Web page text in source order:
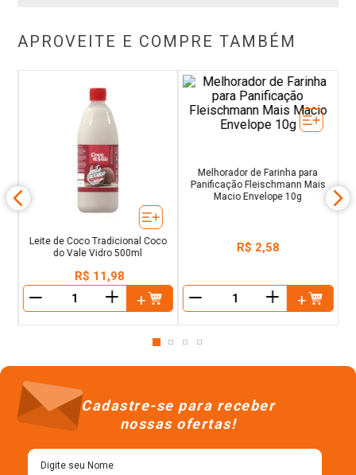
APROVEITE E COMPRE TAMBÉM
Leite de Coco Tradicional Coco
do Vale Vidro 500ml
R$ 11,98
＋
－
Melhorador de Farinha para
Panificação Fleischmann Mais
R$ 2,58
＋
－
Cadastre-se para receber